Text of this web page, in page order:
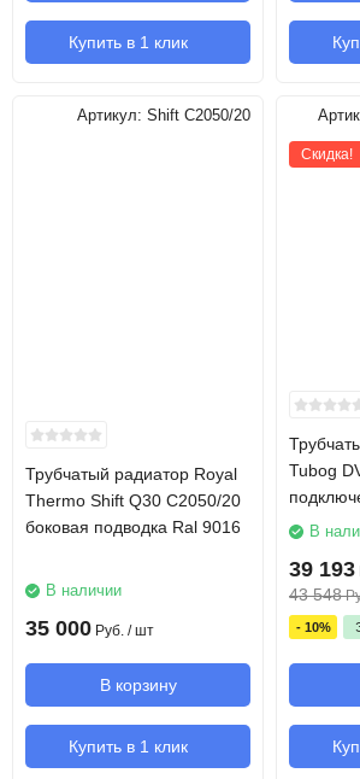
Купить в 1 клик
Артикул: Shift C2050/20
Трубчатый радиатор Royal
Thermo Shift Q30 C2050/20
боковая подводка Ral 9016
В наличии
35 000 Руб. / шт
В корзину
Купить в 1 клик
Скидка!
Tubog
В
39 193
43 548
- 10%